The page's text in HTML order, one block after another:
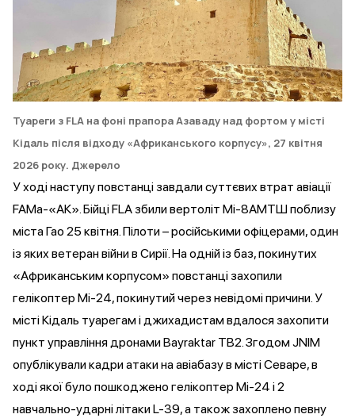
Туареги з FLA на фоні прапора Азаваду над фортом у місті
Кідаль після відходу «Африканського корпусу», 27 квітня
2026 року. Джерело
У ході наступу повстанці завдали суттєвих втрат авіації
FAMa-«АК». Бійці FLA збиливертоліт Мі-8АМТШ поблизу
міста Гао 25 квітня. Пілоти – російськими офіцерами, один
із яких ветеран війни в Сирії. На одній із баз, покинутих
«Африканським корпусом» повстанці захопили
гелікоптер Мі-24, покинутий через невідомі причини. У
місті Кідаль туарегам і джихадистам вдалося захопити
пункт управління дронами Bayraktar TB2. Згодом JNIM
опублікували кадри атаки на авіабазу в місті Севаре, в
ході якоїбуло пошкоджено гелікоптер Мі-24 і 2
навчально-ударні літаки L-39, а також захоплено певну